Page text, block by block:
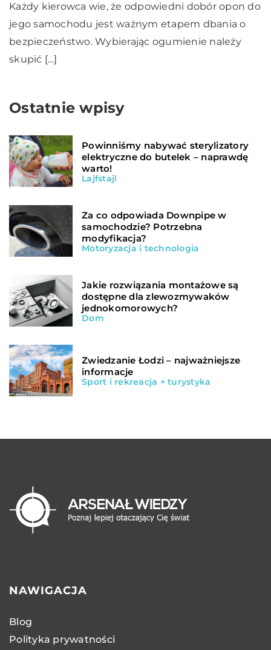
Każdy kierowca wie, że odpowiedni dobór opon do
jego samochodu jest ważnym etapem dbania o
bezpieczeństwo. Wybierając ogumienie należy
skupić […]
Ostatnie wpisy
Powinniśmy nabywać sterylizatory
elektryczne do butelek – naprawdę
warto!
Lajfstajl
Za co odpowiada Downpipe w
samochodzie? Potrzebna
modyfikacja?
Motoryzacja i technologia
Jakie rozwiązania montażowe są
dostępne dla zlewozmywaków
jednokomorowych?
Dom
Zwiedzanie Łodzi – najważniejsze
informacje
Sport i rekreacja + turystyka
NAWIGACJA
Blog
Polityka prywatności